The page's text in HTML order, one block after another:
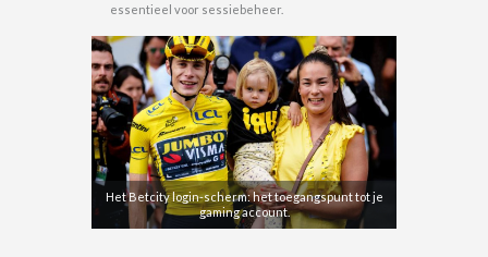
essentieel voor sessiebeheer.
Het Betcity login-scherm: het toegangspunt tot je
gaming account.